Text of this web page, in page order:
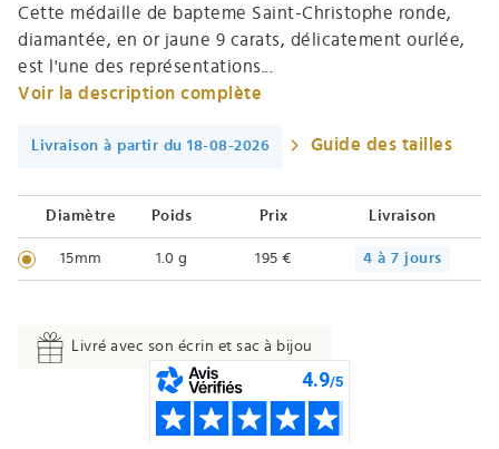
Cette médaille de bapteme Saint-Christophe ronde,
diamantée, en or jaune 9 carats, délicatement ourlée,
est l'une des représentations...
Voir la description complète
Livraison à partir du 18-08-2026 Guide des tailles
Diamètre Poids Prix Livraison
15mm 1.0 g 195 € 4 à 7 jours
Livré avec son écrin et sac à bijou